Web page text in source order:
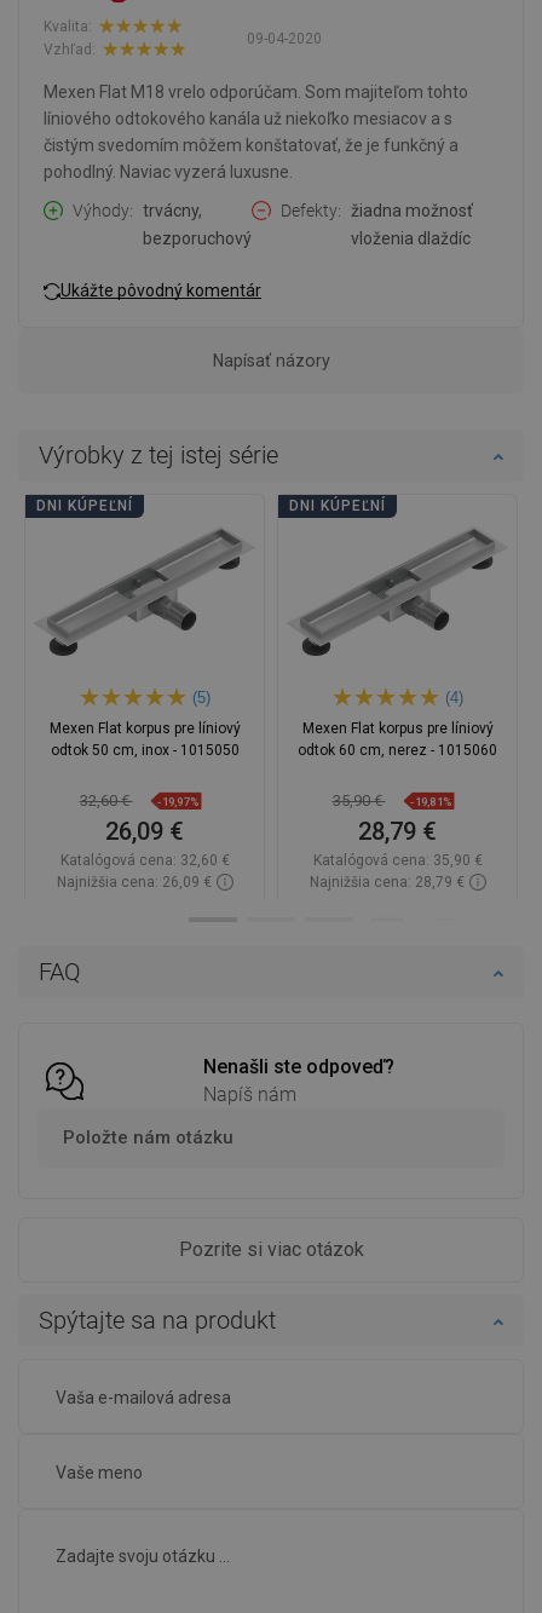
FAQ
Nenašli ste odpoveď?
Napíš nám
Položte nám otázku
Pozrite si viac otázok
09-04-2020
Kvalita:
Vzhľad:
Mexen Flat M18 vrelo odporúčam. Som majiteľom tohto
líniového odtokového kanála už niekoľko mesiacov a s
čistým svedomím môžem konštatovať, že je funkčný a
pohodlný. Naviac vyzerá luxusne.
Výhody
trvácny,
bezporuchový
Defekty
žiadna možnosť
vloženia dlaždíc
Ukážte pôvodný komentár
Napísať názory
Spýtajte sa na produkt
Výrobky z tej istej série
DNI KÚPEĽNÍ
(5)
Mexen Flat korpus pre líniový
odtok 50 cm, inox - 1015050
32,60 € -19,97%
26,09 €
Katalógová cena: 32,60 €
Najnižšia cena: 26,09 €
DNI KÚPEĽNÍ
(4)
Mexen Flat korpus pre líniový
odtok 60 cm, nerez - 1015060
35,90 € -19,81%
28,79 €
Katalógová cena: 35,90 €
Najnižšia cena: 28,79 €